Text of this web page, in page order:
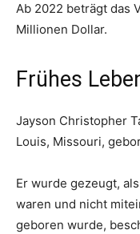
Ab 2022 beträgt das
Millionen Dollar.
Frühes
Jayson Christopher
Louis, Missouri,
Er wurde gezeugt,
waren und nicht
geboren wurde,